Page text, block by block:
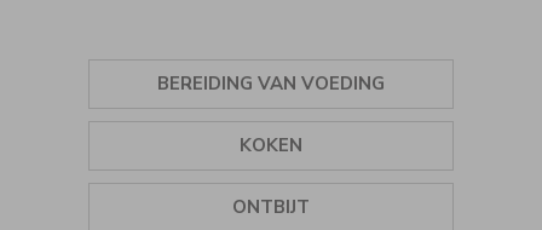
BEREIDING VAN VOEDING
IJSMACHINES
KOKEN
ONTBIJT